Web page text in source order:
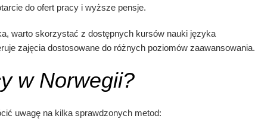
do ofert pracy i wyższe pensje.
warto skorzystać z dostępnych kursów nauki języka
zajęcia dostosowane do różnych poziomów zaawansowania.
w Norwegii?
uwagę na kilka sprawdzonych metod: